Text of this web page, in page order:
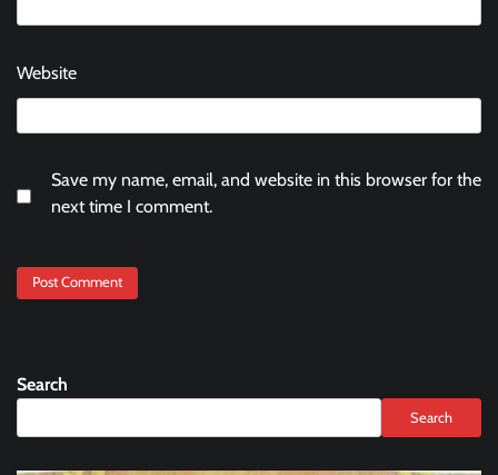
Website
Save my name, email, and website in this browser for the
next time I comment.
Search
Search